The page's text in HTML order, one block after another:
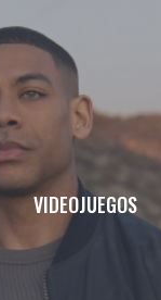
VIDEOJUEGOS